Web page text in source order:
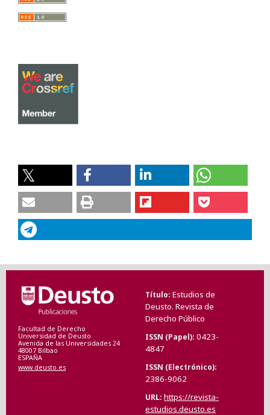
Facultad de Derecho
Universidad de Deusto
Avenida de las Universidades 24
48007 Bilbao
ESPAÑA
www.deusto.es
Título Estudios de
Deusto. Revista de
Derecho Público
ISSN (Papel) 0423-
4847
ISSN (Electrónico)
2386-9062
URL https://revista-
estudios.deusto.es